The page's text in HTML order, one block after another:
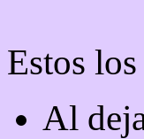
Estos
Al